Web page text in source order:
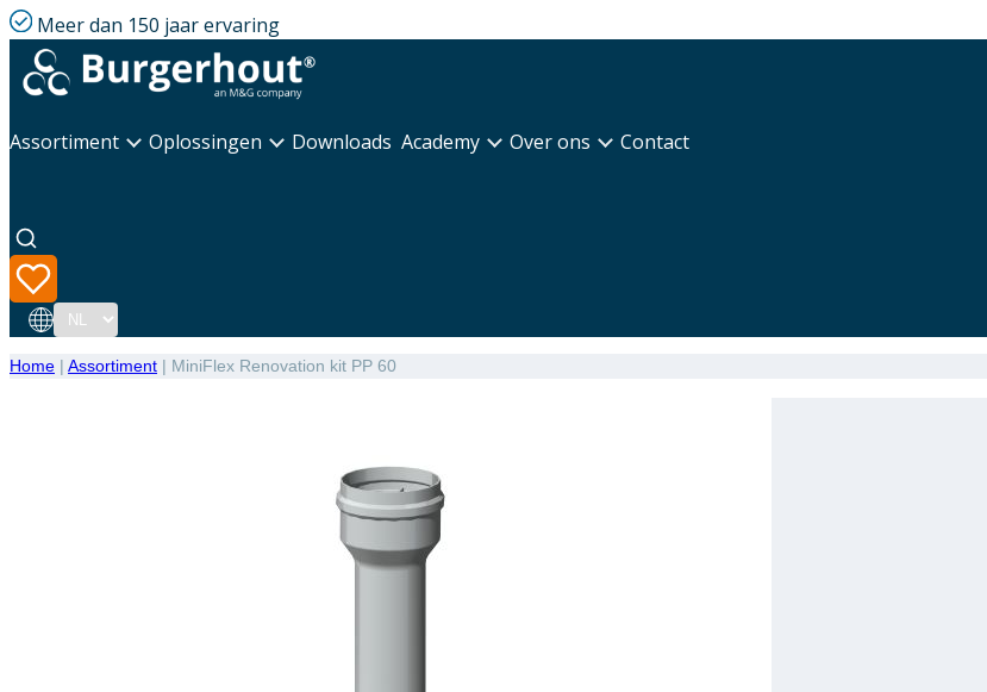
Meer dan 150 jaar ervaring
Assortiment Oplossingen Downloads Academy Over ons Contact
Taal
Home | Assortiment | MiniFlex Renovation kit PP 60